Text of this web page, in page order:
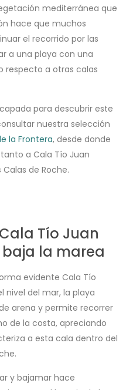
mediterránea que
hace que muchos
el recorrido por las
a una playa con una
respecto a otras calas
para descubrir este
nuestra selección
la Frontera, desde donde
a Cala Tío Juan
de Roche.
Tío Juan
la marea
evidente Cala Tío
nivel del mar, la playa
arena y permite recorrer
de la costa, apreciando
a esta cala dentro del
y bajamar hace